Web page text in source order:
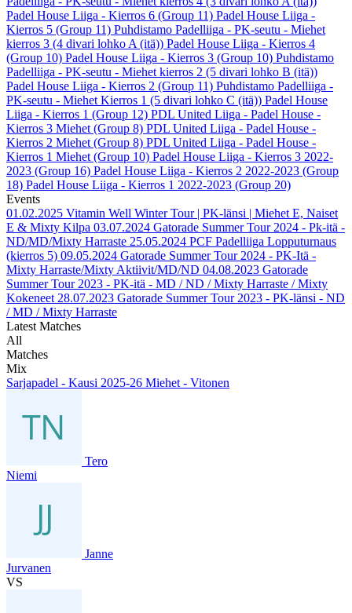
Padel House Liiga - Kierros 6 (Group 11) Padel House Liiga -
Kierros 5 (Group 11) Puhdistamo Padelliiga - PK-seutu - Miehet
kierros 3 (4 divari lohko A (itä)) Padel House Liiga - Kierros 4
(Group 10) Padel House Liiga - Kierros 3 (Group 10) Puhdistamo
Padelliiga - PK-seutu - Miehet kierros 2 (5 divari lohko B (itä))
Padel House Liiga - Kierros 2 (Group 11) Puhdistamo Padelliiga -
PK-seutu - Miehet Kierros 1 (5 divari lohko C (itä)) Padel House
Liiga - Kierros 1 (Group 12) PDL United Liiga - Padel House -
Kierros 3 Miehet (Group 8) PDL United Liiga - Padel House -
Kierros 2 Miehet (Group 8) PDL United Liiga - Padel House -
Kierros 1 Miehet (Group 10) Padel House Liiga - Kierros 3 2022-
2023 (Group 16) Padel House Liiga - Kierros 2 2022-2023 (Group
18) Padel House Liiga - Kierros 1 2022-2023 (Group 20)
Events
01.02.2025 Vitamin Well Winter Tour | PK-länsi | Miehet E, Naiset
E & Mixty Kilpa 03.07.2024 Gatorade Summer Tour 2024 - Pk-itä -
ND/MD/Mixty Harraste 25.05.2024 PCF Padelliiga Lopputurnaus
(kierros 5) 09.05.2024 Gatorade Summer Tour 2024 - PK-Itä -
Mixty Harraste/Mixty Aktiivit/MD/ND 04.08.2023 Gatorade
Summer Tour 2023 - PK-itä - MD / ND / Mixty Harraste / Mixty
Kokeneet 28.07.2023 Gatorade Summer Tour 2023 - PK-länsi - ND
/ MD / Mixty Harraste
Latest Matches
All
Matches
Mix
Sarjapadel - Kausi 2025-26 Miehet - Vitonen
Tero
Niemi
Janne
Jurvanen
VS